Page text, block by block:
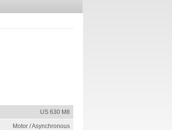
US 630 M8
Motor / Asynchronous